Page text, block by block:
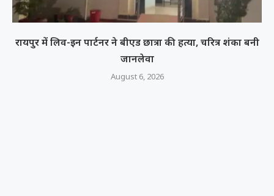
रायपुर में लिव-इन पार्टनर ने बीएड छात्रा की हत्या, चरित्र शंका बनी
जानलेवा
August 6, 2026